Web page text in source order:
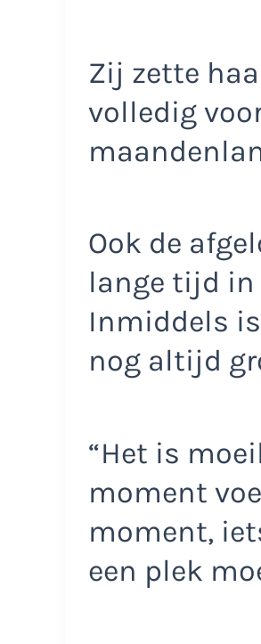
Zij zette
volledig
Ook de
lange tijd in
Inmiddels
nog altijd
“Het is
moment
moment,
een plek